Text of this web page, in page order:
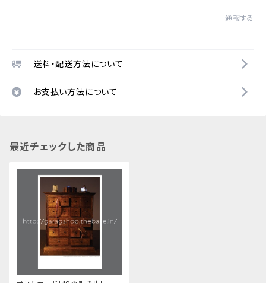
通報する
送料・配送方法について
お支払い方法について
最近チェックした商品